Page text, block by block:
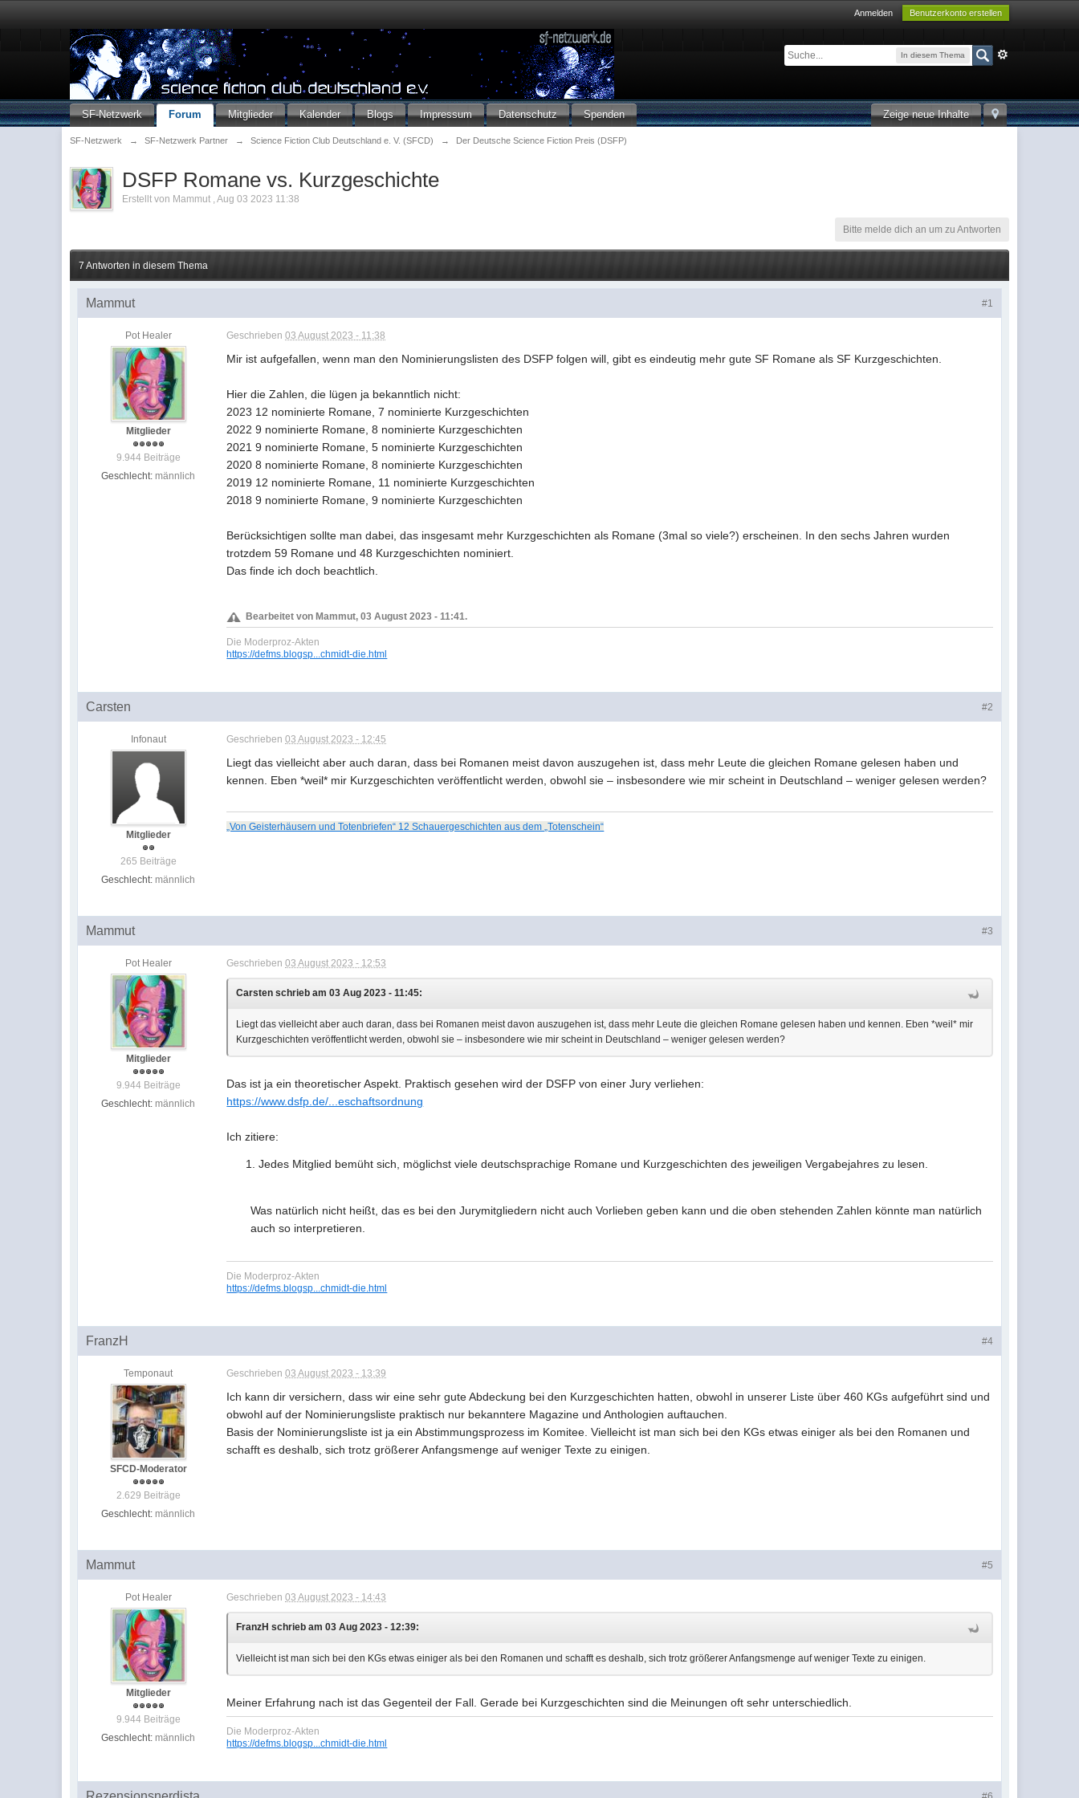
Anmelden Benutzerkonto erstellen
In diesem Thema
Zeige neue Inhalte
SF-Netzwerk Forum Mitglieder Kalender Blogs Impressum Datenschutz Spenden
SF-Netzwerk → SF-Netzwerk Partner → Science Fiction Club Deutschland e. V. (SFCD) → Der Deutsche Science Fiction Preis (DSFP)
DSFP Romane vs. Kurzgeschichte
Erstellt von Mammut ,Aug 03 2023 11:38
Bitte melde dich an um zu Antworten
7 Antworten in diesem Thema
#1
Mammut
Pot Healer
Mitglieder
9.944 Beiträge
Geschlecht: männlich
Geschrieben03 August 2023 - 11:38
Mir ist aufgefallen, wenn man den Nominierungslisten des DSFP folgen will, gibt es eindeutig mehr gute SF Romane als SF Kurzgeschichten.
Hier die Zahlen, die lügen ja bekanntlich nicht:
2023 12 nominierte Romane, 7 nominierte Kurzgeschichten
2022 9 nominierte Romane, 8 nominierte Kurzgeschichten
2021 9 nominierte Romane, 5 nominierte Kurzgeschichten
2020 8 nominierte Romane, 8 nominierte Kurzgeschichten
2019 12 nominierte Romane, 11 nominierte Kurzgeschichten
2018 9 nominierte Romane, 9 nominierte Kurzgeschichten
Berücksichtigen sollte man dabei, das insgesamt mehr Kurzgeschichten als Romane (3mal so viele?) erscheinen. In den sechs Jahren wurden
trotzdem 59 Romane und 48 Kurzgeschichten nominiert.
Das finde ich doch beachtlich.
Bearbeitet von Mammut, 03 August 2023 - 11:41.
Die Moderproz-Akten
https://defms.blogsp...chmidt-die.html
#2
Carsten
Infonaut
Mitglieder
265 Beiträge
Geschlecht: männlich
Geschrieben03 August 2023 - 12:45
Liegt das vielleicht aber auch daran, dass bei Romanen meist davon auszugehen ist, dass mehr Leute die gleichen Romane gelesen haben und
kennen. Eben *weil* mir Kurzgeschichten veröffentlicht werden, obwohl sie – insbesondere wie mir scheint in Deutschland – weniger gelesen werden?
„Von Geisterhäusern und Totenbriefen“ 12 Schauergeschichten aus dem „Totenschein“
#3
Mammut
Pot Healer
Mitglieder
9.944 Beiträge
Geschlecht: männlich
Geschrieben03 August 2023 - 12:53
Carsten schrieb am 03 Aug 2023 - 11:45:
Liegt das vielleicht aber auch daran, dass bei Romanen meist davon auszugehen ist, dass mehr Leute die gleichen Romane gelesen haben und kennen. Eben *weil* mir
Kurzgeschichten veröffentlicht werden, obwohl sie – insbesondere wie mir scheint in Deutschland – weniger gelesen werden?
Das ist ja ein theoretischer Aspekt. Praktisch gesehen wird der DSFP von einer Jury verliehen:
https://www.dsfp.de/...eschaftsordnung
Ich zitiere:
Jedes Mitglied bemüht sich, möglichst viele deutschsprachige Romane und Kurzgeschichten des jeweiligen Vergabejahres zu lesen.
Was natürlich nicht heißt, das es bei den Jurymitgliedern nicht auch Vorlieben geben kann und die oben stehenden Zahlen könnte man natürlich
auch so interpretieren.
Die Moderproz-Akten
https://defms.blogsp...chmidt-die.html
#4
FranzH
Temponaut
SFCD-Moderator
2.629 Beiträge
Geschlecht: männlich
Geschrieben03 August 2023 - 13:39
Ich kann dir versichern, dass wir eine sehr gute Abdeckung bei den Kurzgeschichten hatten, obwohl in unserer Liste über 460 KGs aufgeführt sind und
obwohl auf der Nominierungsliste praktisch nur bekanntere Magazine und Anthologien auftauchen.
Basis der Nominierungsliste ist ja ein Abstimmungsprozess im Komitee. Vielleicht ist man sich bei den KGs etwas einiger als bei den Romanen und
schafft es deshalb, sich trotz größerer Anfangsmenge auf weniger Texte zu einigen.
#5
Mammut
Pot Healer
Mitglieder
9.944 Beiträge
Geschlecht: männlich
Geschrieben03 August 2023 - 14:43
FranzH schrieb am 03 Aug 2023 - 12:39:
Vielleicht ist man sich bei den KGs etwas einiger als bei den Romanen und schafft es deshalb, sich trotz größerer Anfangsmenge auf weniger Texte zu einigen.
Meiner Erfahrung nach ist das Gegenteil der Fall. Gerade bei Kurzgeschichten sind die Meinungen oft sehr unterschiedlich.
Die Moderproz-Akten
https://defms.blogsp...chmidt-die.html